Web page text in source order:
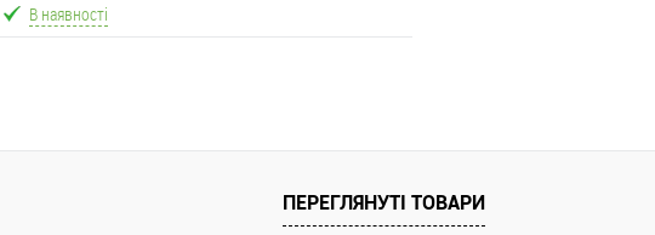
В наявності
ПЕРЕГЛЯНУТІ ТОВАРИ